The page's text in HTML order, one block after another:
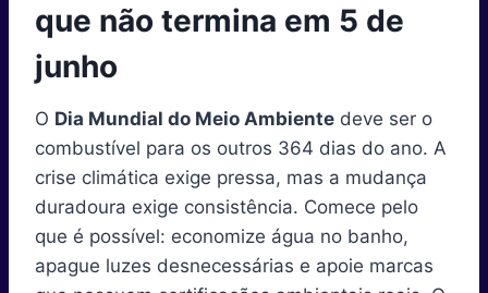
que não termina em 5 de
junho
O Dia Mundial do Meio Ambiente deve ser o
combustível para os outros 364 dias do ano. A
crise climática exige pressa, mas a mudança
duradoura exige consistência. Comece pelo
que é possível: economize água no banho,
apague luzes desnecessárias e apoie marcas